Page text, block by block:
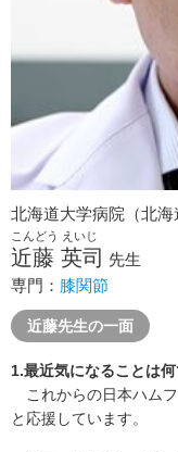
北海道大学病院（北海
こんどう えいじ
近藤 英司 先生
専門： 膝関節
近藤先生の一面
1.最近気になることは何
これからの日本ハム
と応援しています。